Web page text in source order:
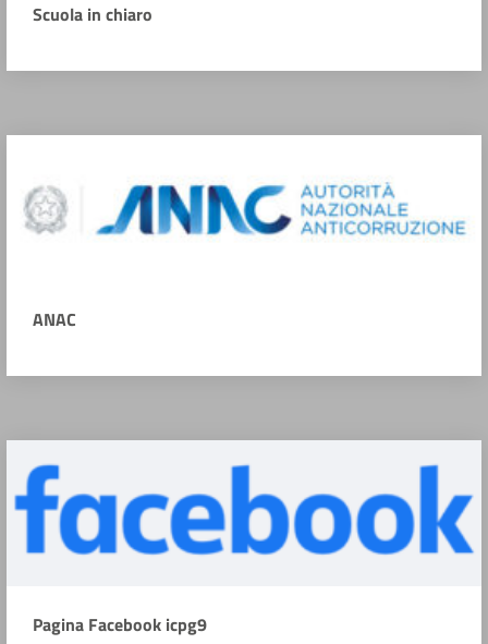
Scuola in chiaro
ANAC
Pagina Facebook icpg9